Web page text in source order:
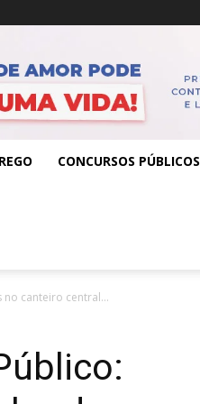
CONCURSOS PÚBLICOS
canteiro central...